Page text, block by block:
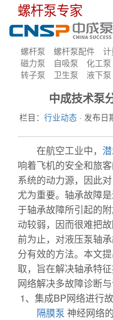
螺杆泵专家
螺杆泵 螺杆泵配件
磁力泵
自吸泵 化工泵
转子泵
卫生泵 液下泵
中成技术泵
栏目： 行业动态 · 发布
在航空工业中，
响着飞机的安全和旅客
系统的动力源，因此
尤为重要。轴承故障
于轴承故障所引起的
动较弱，因而很难把
前为止，对液压泵轴
分有效的方法。本文
取，旨在解决轴承特
网络解决多故障诊断
1、集成BP网络进行
隔膜泵 神经网络